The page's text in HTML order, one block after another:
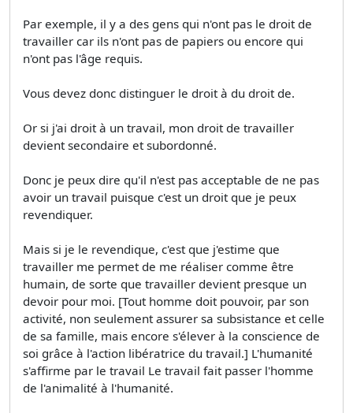
Par exemple, il y a des gens qui n'ont pas le droit de
travailler car ils n'ont pas de papiers ou encore qui
n'ont pas l'âge requis.
Vous devez donc distinguer le droit à du droit de.
Or si j'ai droit à un travail, mon droit de travailler
devient secondaire et subordonné.
Donc je peux dire qu'il n'est pas acceptable de ne pas
avoir un travail puisque c'est un droit que je peux
revendiquer.
Mais si je le revendique, c'est que j'estime que
travailler me permet de me réaliser comme être
humain, de sorte que travailler devient presque un
devoir pour moi. [Tout homme doit pouvoir, par son
activité, non seulement assurer sa subsistance et celle
de sa famille, mais encore s'élever à la conscience de
soi grâce à l'action libératrice du travail.] L'humanité
s'affirme par le travail Le travail fait passer l'homme
de l'animalité à l'humanité.